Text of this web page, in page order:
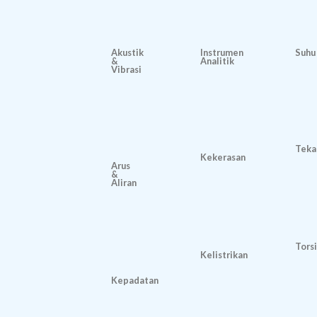
Akustik
&
Vibrasi
Arus
&
Aliran
Kepadatan
Instrumen
Analitik
Kekerasan
Kelistrikan
Suhu
Torsi